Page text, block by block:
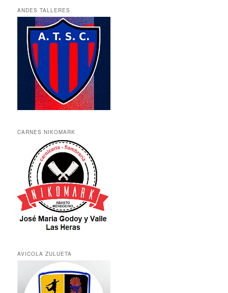
ANDES TALLERES
CARNES NIKOMARK
AVICOLA ZULUETA